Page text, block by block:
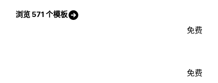
浏览 571 个模板
免费
免费